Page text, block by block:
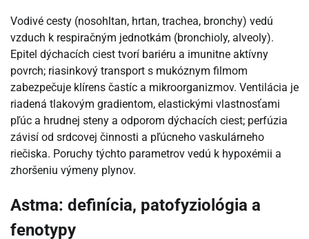
Vodivé cesty (nosohltan, hrtan, trachea, bronchy) vedú
vzduch k respiračným jednotkám (bronchioly, alveoly).
Epitel dýchacích ciest tvorí bariéru a imunitne aktívny
povrch; riasinkový transport s mukóznym filmom
zabezpečuje klírens častíc a mikroorganizmov. Ventilácia je
riadená tlakovým gradientom, elastickými vlastnosťami
pľúc a hrudnej steny a odporom dýchacích ciest; perfúzia
závisí od srdcovej činnosti a pľúcneho vaskulárneho
riečiska. Poruchy týchto parametrov vedú k hypoxémii a
zhoršeniu výmeny plynov.
Astma: definícia, patofyziológia a
fenotypy